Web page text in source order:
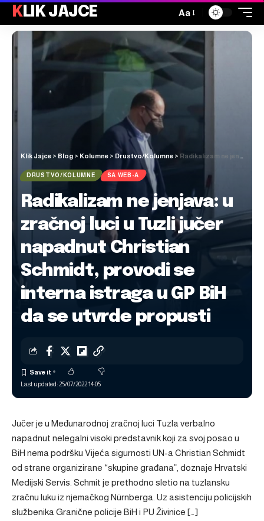
KLIK JAJCE Aa
Klik Jajce > Blog > Kolumne > Drustvo/Kolumne > Radikalizam ne jenjava: u zračnoj luci u Tuzli jučer napadnut Christian Schmidt, provodi se interna istraga u GP BiH da se utvrde propusti
DRUSTVO/KOLUMNE SA WEB-A
Radikalizam ne jenjava: u
zračnoj luci u Tuzli jučer
napadnut Christian
Schmidt, provodi se
interna istraga u GP BiH
da se utvrde propusti
Last updated: 25/07/2022 14:05
Jučer je u Međunarodnoj zračnoj luci Tuzla verbalno
napadnut nelegalni visoki predstavnik koji za svoj posao u
BiH nema podršku Vijeća sigurnosti UN-a Christian Schmidt
od strane organizirane “skupine građana”, doznaje Hrvatski
Medijski Servis. Schmit je prethodno sletio na tuzlansku
zračnu luku iz njemačkog Nürnberga. Uz asistenciju policijskih
službenika Granične policije BiH i PU Živinice […]